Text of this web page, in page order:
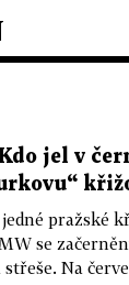
jel v
pražské
se
Na